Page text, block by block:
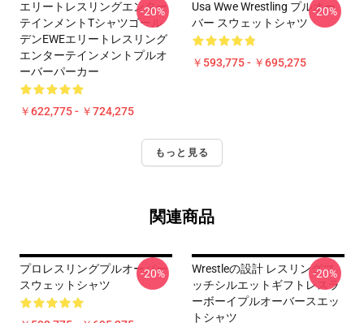
エリートレスリングエンター
テインメントTシャツゴール
デンEWEエリートレスリング
エンターテインメントプルオ
ーバーパーカー
￥622,775 - ￥724,275
-20%
Usa Wwe Wrestling プルオー
バー スウェットシャツ
￥593,775 - ￥695,275
-20%
もっと見る
関連商品
プロレスリングプルオーバー
スウェットシャツ
-20%
Wrestleの設計 レスリングマ
ッチシルエットギフトレスラ
ーボーイプルオーバースエッ
トシャツ
-20%